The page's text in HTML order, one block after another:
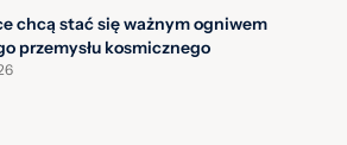
chcą stać się ważnym ogniwem
przemysłu kosmicznego